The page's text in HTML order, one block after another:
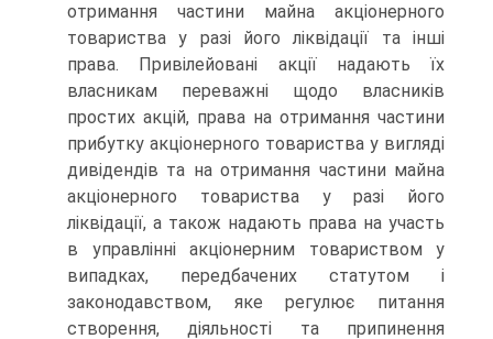
отримання частини майна акціонерного
товариства у разі його ліквідації та інші
права. Привіле­йовані акції надають їх
власникам переважні щодо власників
простих акцій, права на отримання частини
прибутку акціонерного товариства у вигляді
дивідендів та на отримання частини майна
акціонерного то­вариства у разі його
ліквідації, а також надають права на участь
в управлінні акціонерним товариством у
випадках, передбачених стату­том і
законодавством, яке регулює питання
створення, діяльності та припинення